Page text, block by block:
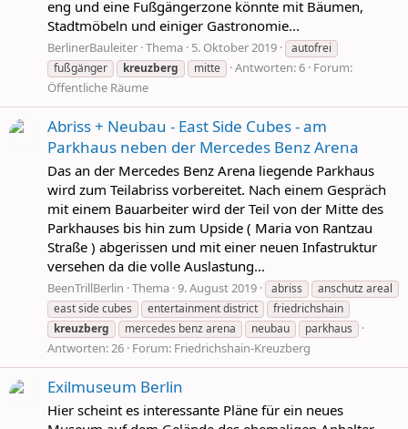
eng und eine Fußgängerzone könnte mit Bäumen,
Stadtmöbeln und einiger Gastronomie...
BerlinerBauleiter Thema 5. Oktober 2019
autofrei
fußgänger
kreuzberg mitte Antworten: 6 Forum:
Öffentliche Räume
Abriss + Neubau - East Side Cubes - am
Parkhaus neben der Mercedes Benz Arena
Das an der Mercedes Benz Arena liegende Parkhaus
wird zum Teilabriss vorbereitet. Nach einem Gespräch
mit einem Bauarbeiter wird der Teil von der Mitte des
Parkhauses bis hin zum Upside ( Maria von Rantzau
Straße ) abgerissen und mit einer neuen Infastruktur
versehen da die volle Auslastung...
BeenTrillBerlin Thema 9. August 2019 abriss
anschutz areal
east side cubes
entertainment district
friedrichshain
kreuzberg
mercedes benz arena neubau parkhaus
Antworten: 26 Forum: Friedrichshain-Kreuzberg
Exilmuseum Berlin
Hier scheint es interessante Pläne für ein neues